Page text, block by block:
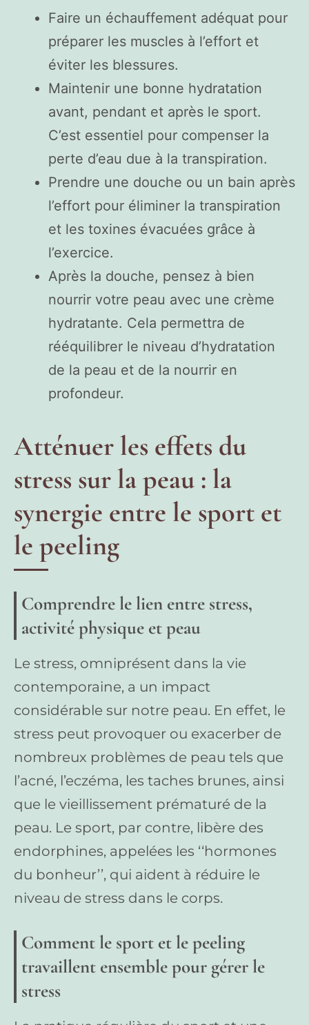
Faire un échauffement adéquat pour
préparer les muscles à l’effort et
éviter les blessures.
Maintenir une bonne hydratation
avant, pendant et après le sport.
C’est essentiel pour compenser la
perte d’eau due à la transpiration.
Prendre une douche ou un bain après
l’effort pour éliminer la transpiration
et les toxines évacuées grâce à
l’exercice.
Après la douche, pensez à bien
nourrir votre peau avec une crème
hydratante. Cela permettra de
rééquilibrer le niveau d’hydratation
de la peau et de la nourrir en
profondeur.
Atténuer les effets du
stress sur la peau : la
synergie entre le sport et
le peeling
Comprendre le lien entre stress,
activité physique et peau
Le stress, omniprésent dans la vie
contemporaine, a un impact
considérable sur notre peau. En effet, le
stress peut provoquer ou exacerber de
nombreux problèmes de peau tels que
l’acné, l’eczéma, les taches brunes, ainsi
que le vieillissement prématuré de la
peau. Le sport, par contre, libère des
endorphines, appelées les ‘‘hormones
du bonheur’’, qui aident à réduire le
niveau de stress dans le corps.
Comment le sport et le peeling
travaillent ensemble pour gérer le
stress